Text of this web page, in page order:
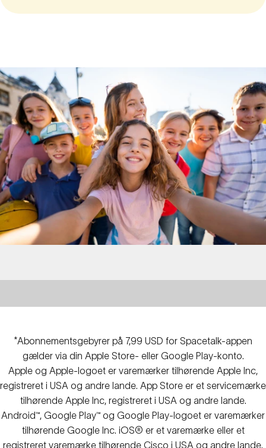
Gør det lidt lettere at være forælder.
*Abonnementsgebyrer på 7,99 USD for Spacetalk-appen
gælder via din Apple Store- eller Google Play-konto.
Apple og Apple-logoet er varemærker tilhørende Apple Inc,
registreret i USA og andre lande. App Store er et servicemærke
tilhørende Apple Inc, registreret i USA og andre lande.
Android™, Google Play™ og Google Play-logoet er varemærker
tilhørende Google Inc. iOS® er et varemærke eller et
registreret varemærke tilhørende Cisco i USA og andre lande.